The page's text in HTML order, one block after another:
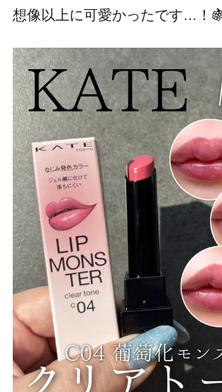
想像以上に可愛かったです…！